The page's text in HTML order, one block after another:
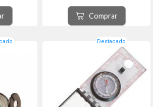
de
cm x 1,5
En
lupa....
El líquido protegerá contra
oscilaciones excesivas mejorando
la legibilidad y reduciendo el
desgaste.
regla deslizante, lupa y una caja de
Comprar
Destacado